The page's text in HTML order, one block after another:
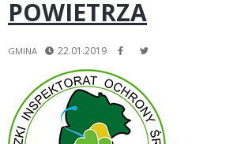
POWIETRZA
GMINA 22.01.2019